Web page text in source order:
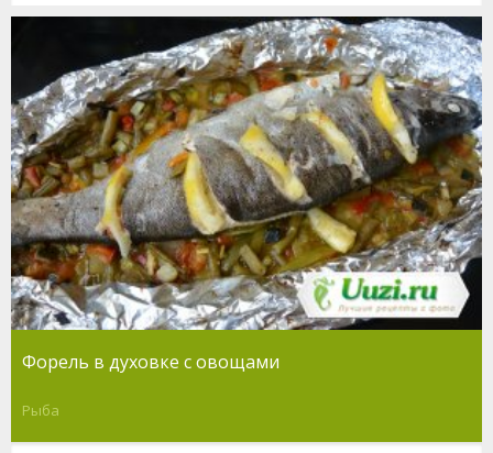
Форель в духовке с овощами
Рыба